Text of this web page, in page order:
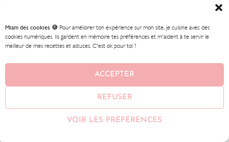
Miam des cookies 🍪 Pour améliorer ton expérience sur mon site, je cuisine avec des
cookies numériques. Ils gardent en mémoire tes préférences et m'aident à te servir le
meilleur de mes recettes et astuces. C'est ok pour toi ?
ACCEPTER
REFUSER
VOIR LES PRÉFÉRENCES